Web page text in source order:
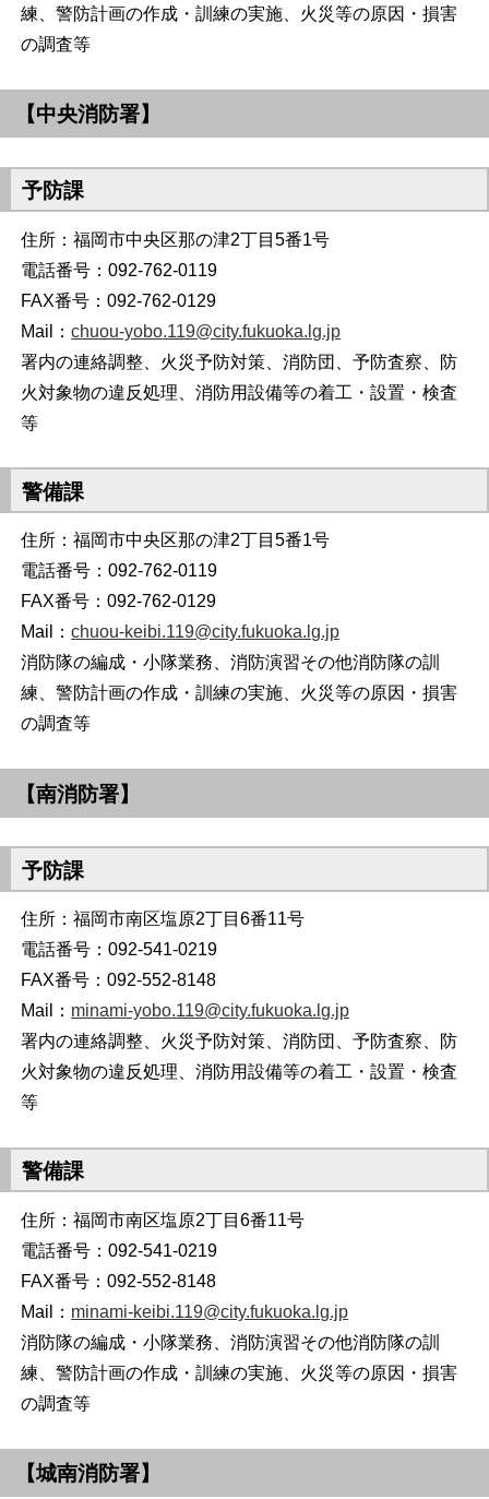
練、警防計画の作成・訓練の実施、火災等の原因・損害
の調査等
【中央消防署】
予防課
住所：福岡市中央区那の津2丁目5番1号
電話番号：092-762-0119
FAX番号：092-762-0129
Mail：chuou-yobo.119@city.fukuoka.lg.jp
署内の連絡調整、火災予防対策、消防団、予防査察、防
火対象物の違反処理、消防用設備等の着工・設置・検査
等
警備課
住所：福岡市中央区那の津2丁目5番1号
電話番号：092-762-0119
FAX番号：092-762-0129
Mail：chuou-keibi.119@city.fukuoka.lg.jp
消防隊の編成・小隊業務、消防演習その他消防隊の訓
練、警防計画の作成・訓練の実施、火災等の原因・損害
の調査等
【南消防署】
予防課
住所：福岡市南区塩原2丁目6番11号
電話番号：092-541-0219
FAX番号：092-552-8148
Mail： minami-yobo.119@city.fukuoka.lg.jp
署内の連絡調整、火災予防対策、消防団、予防査察、防
火対象物の違反処理、消防用設備等の着工・設置・検査
等
警備課
住所：福岡市南区塩原2丁目6番11号
電話番号：092-541-0219
FAX番号：092-552-8148
Mail： minami-keibi.119@city.fukuoka.lg.jp
消防隊の編成・小隊業務、消防演習その他消防隊の訓
練、警防計画の作成・訓練の実施、火災等の原因・損害
の調査等
【城南消防署】